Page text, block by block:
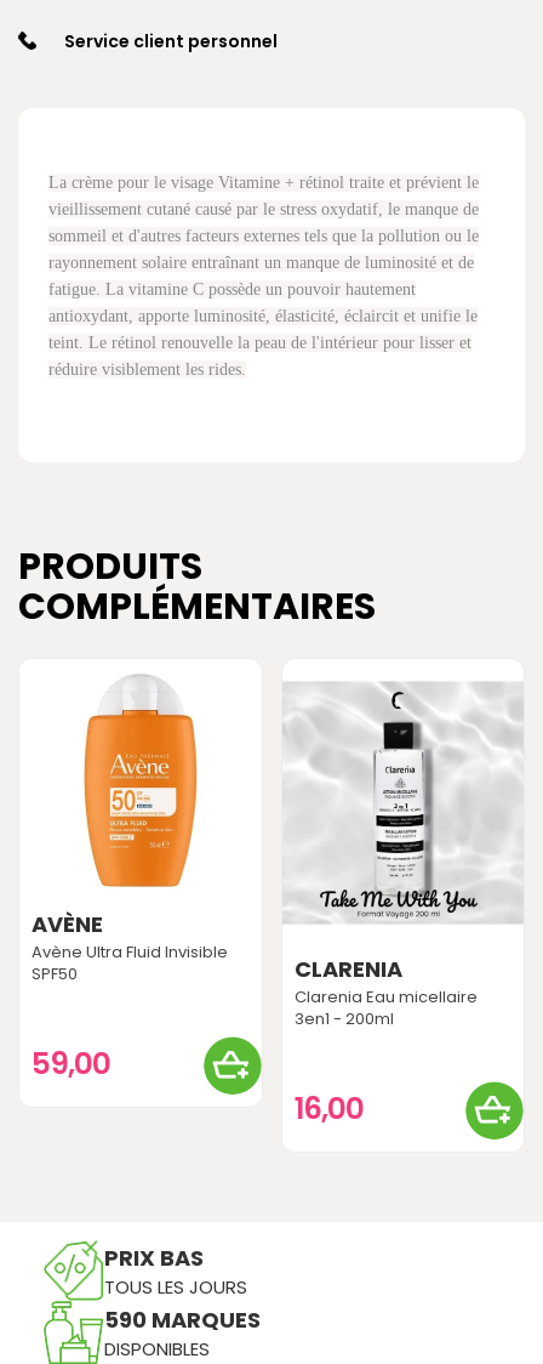
Service client personnel
La crème pour le visage Vitamine + rétinol traite et prévient le
vieillissement cutané causé par le stress oxydatif, le manque de
sommeil et d'autres facteurs externes tels que la pollution ou le
rayonnement solaire entraînant un manque de luminosité et de
fatigue. La vitamine C possède un pouvoir hautement
antioxydant, apporte luminosité, élasticité, éclaircit et unifie le
teint. Le rétinol renouvelle la peau de l'intérieur pour lisser et
réduire visiblement les rides.
PRODUITS
COMPLÉMENTAIRES
AVÈNE
Avène Ultra Fluid Invisible
SPF50
59,00
CLARENIA
Clarenia Eau micellaire
3en1 - 200ml
16,00
PRIX BAS
TOUS LES JOURS
590 MARQUES
DISPONIBLES